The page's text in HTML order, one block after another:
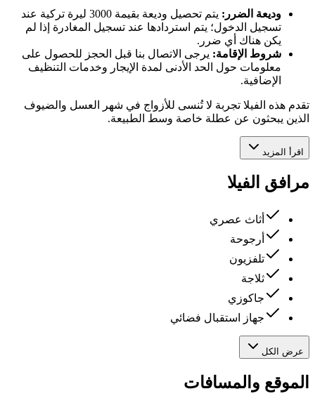
وديعة الضرر:
يتم تحصيل وديعة بقيمة 3000 ليرة تركية عند
تسجيل الدخول؛ يتم استردادها عند تسجيل المغادرة إذا لم
يكن هناك أي ضرر.
شروط الإقامة: يرجى الاتصال بنا قبل الحجز للحصول على
معلومات حول الحد الأدنى لمدة الإيجار وخدمات التنظيف
الإضافية.
تقدم هذه الفيلا تجربة لا تُنسى للأزواج في شهر العسل والضيوف
الذين يبحثون عن عطلة خاصة وسط الطبيعة.
اقرأ المزيد
مرافق الفيلا
أثاث عصري
أرجوحة
تلفزيون
ثلاجة
جاكوزي
جهاز استقبال فضائي
عرض الكل
الموقع والمسافات